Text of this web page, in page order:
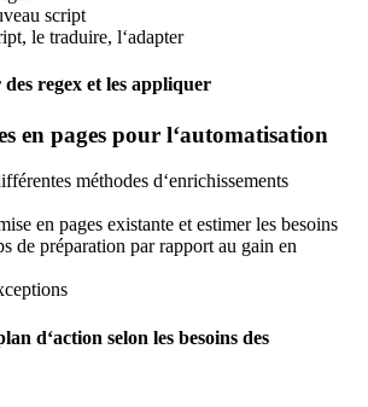
script
le traduire, l‘adapter
regex et les appliquer
en pages pour l‘automatisation
méthodes d‘enrichissements
en pages existante et estimer les besoins
de préparation par rapport au gain en
d‘action selon les besoins des